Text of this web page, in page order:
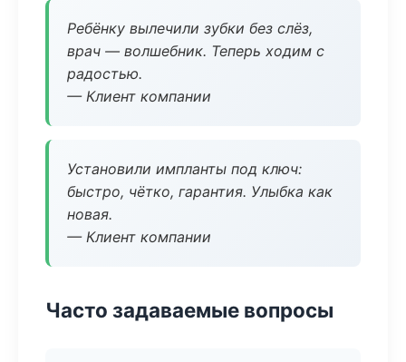
Ребёнку вылечили зубки без слёз,
врач — волшебник. Теперь ходим с
радостью.
— Клиент компании
Установили импланты под ключ:
быстро, чётко, гарантия. Улыбка как
новая.
— Клиент компании
Часто задаваемые вопросы